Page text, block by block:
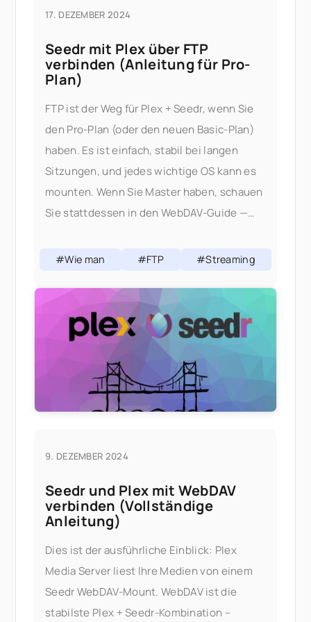
17. DEZEMBER 2024
Seedr mit Plex über FTP
verbinden (Anleitung für Pro-
Plan)
FTP ist der Weg für Plex + Seedr, wenn Sie
den Pro-Plan (oder den neuen Basic-Plan)
haben. Es ist einfach, stabil bei langen
Sitzungen, und jedes wichtige OS kann es
mounten. Wenn Sie Master haben, schauen
Sie stattdessen in den WebDAV-Guide —
#Wie man #FTP #Streaming
9. DEZEMBER 2024
Seedr und Plex mit WebDAV
verbinden (Vollständige
Anleitung)
Dies ist der ausführliche Einblick: Plex
Media Server liest Ihre Medien von einem
Seedr WebDAV-Mount. WebDAV ist die
stabilste Plex + Seedr-Kombination –